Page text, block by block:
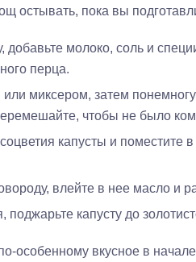
остывать, пока вы
добавьте молоко, соль и
перца.
миксером, затем
чтобы не было
капусты и поместите
влейте в нее масло и
поджарьте капусту до
особенному вкусное в